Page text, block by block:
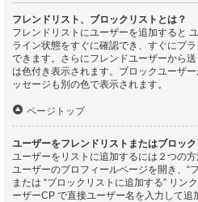
フレンドリスト、ブロックリストとは？
フレンドリストにユーザーを追加すると
ライン状態をすぐに確認でき、すぐにプ
できます。さらにフレンドユーザーから
は色付き表示されます。ブロックユーザ
ッセージも別の色で表示されます。
ページトップ
ユーザーをフレンドリストまたはブロッ
ユーザーをリストに追加するには２つの
ユーザーのプロフィールページを開き、“
または “ブロックリストに追加する” リン
ーザーCP で直接ユーザー名を入力して追